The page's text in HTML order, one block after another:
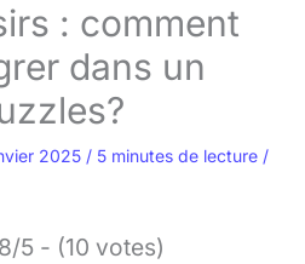
: comment
dans un
2025 / 5 minutes de lecture /
5 - (10 votes)